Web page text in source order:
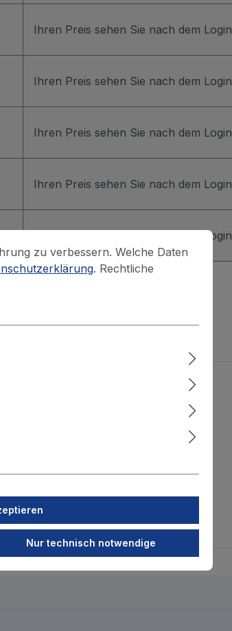
Ihren Preis sehen Sie nach dem Login
Ihren Preis sehen Sie nach dem Login
Ihren Preis sehen Sie nach dem Login
Ihren Preis sehen Sie nach dem Login
Ihren Preis sehen Sie nach dem Login
anzubringen.
aufgehängt werden.
Höhe zu.
zu verbessern. Welche Daten
. Rechtliche
Nur technisch notwendige